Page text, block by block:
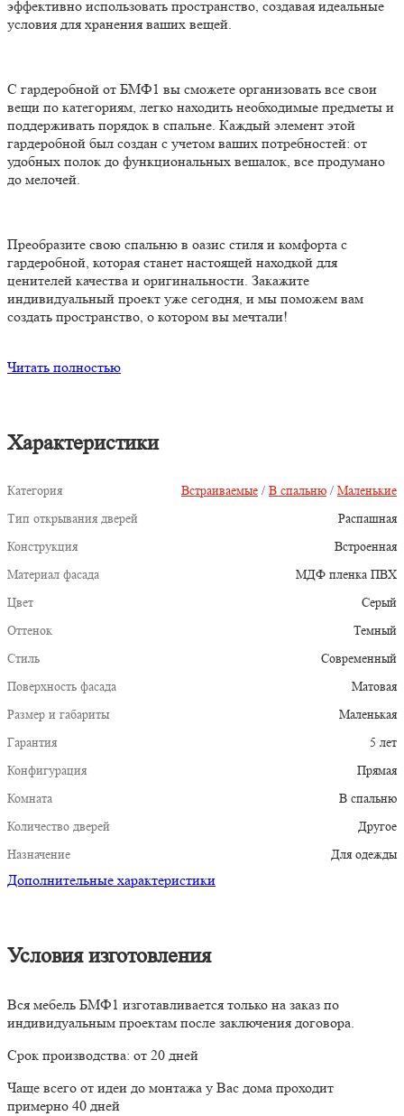
эффективно использовать пространство, создавая идеальные
условия для хранения ваших вещей.
С гардеробной от БМФ1 вы сможете организовать все свои
вещи по категориям, легко находить необходимые предметы и
поддерживать порядок в спальне. Каждый элемент этой
гардеробной был создан с учетом ваших потребностей: от
удобных полок до функциональных вешалок, все продумано
до мелочей.
Преобразите свою спальню в оазис стиля и комфорта с
гардеробной, которая станет настоящей находкой для
ценителей качества и оригинальности. Закажите
индивидуальный проект уже сегодня, и мы поможем вам
создать пространство, о котором вы мечтали!
Читать полностью
Характеристики
Категория Встраиваемые / В спальню / Маленькие
Тип открывания дверей
Распашная
Конструкция
Встроенная
Материал фасада
МДФ пленка ПВХ
Цвет
Серый
Оттенок
Темный
Стиль
Современный
Поверхность фасада
Матовая
Размер и габариты
Маленькая
Гарантия
5 лет
Конфигурация
Прямая
Комната
В спальню
Количество дверей
Другое
Назначение
Для одежды
Дополнительные характеристики
Условия изготовления
Вся мебель БМФ1 изготавливается только на заказ по
индивидуальным проектам после заключения договора.
Срок производства: от 20 дней
Чаще всего от идеи до монтажа у Вас дома проходит
примерно 40 дней